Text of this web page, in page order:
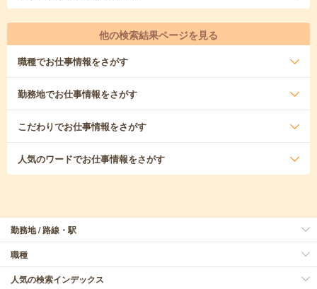
他の検索結果ページを見る
職種でお仕事情報をさがす
勤務地でお仕事情報をさがす
こだわりでお仕事情報をさがす
人気のワードでお仕事情報をさがす
勤務地 / 路線・駅
職種
人気の検索インデックス